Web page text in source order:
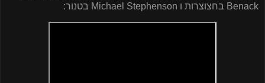
Benack בחצוצרות ו Michael Stephenson בטנור: